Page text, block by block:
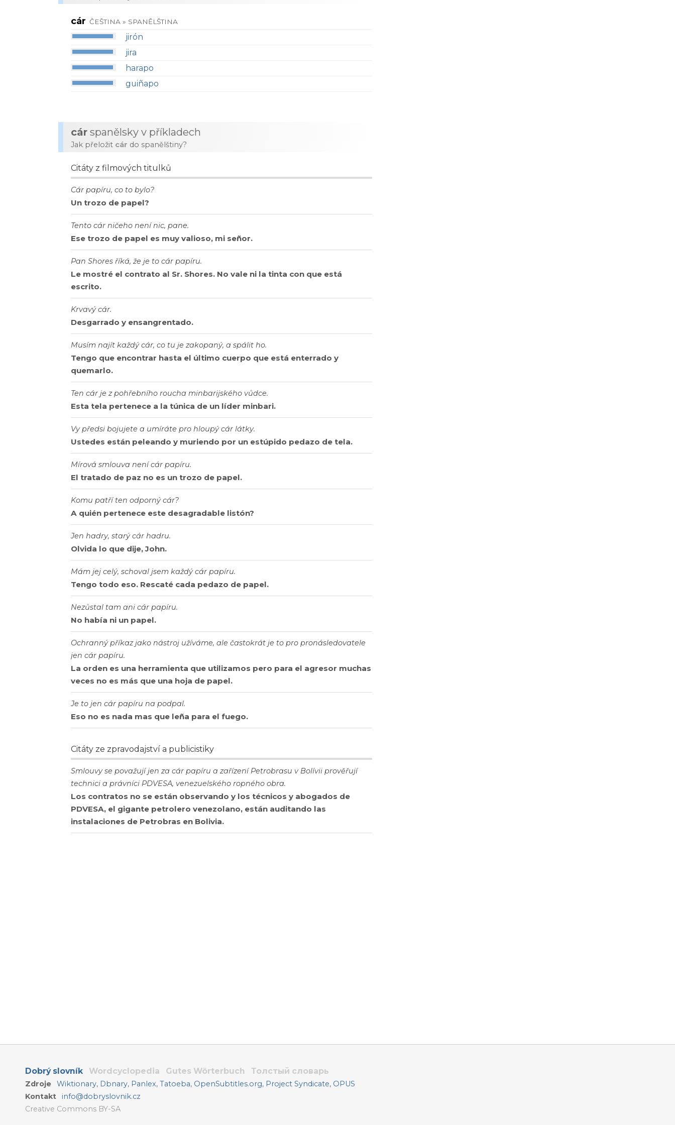
cár ČEŠTINA » SPANĚLŠTINA
jirón
jira
harapo
guiñapo
cár spanělsky v příkladech
Jak přeložit cár do spanělštiny?
Citáty z filmových titulků
Cár papíru, co to bylo?
Un trozo de papel?
Tento cár ničeho není nic, pane.
Ese trozo de papel es muy valioso, mi señor.
Pan Shores říká, že je to cár papíru.
Le mostré el contrato al Sr. Shores. No vale ni la tinta con que está
escrito.
Krvavý cár.
Desgarrado y ensangrentado.
Musím najít každý cár, co tu je zakopaný, a spálit ho.
Tengo que encontrar hasta el último cuerpo que está enterrado y
quemarlo.
Ten cár je z pohřebního roucha minbarijského vůdce.
Esta tela pertenece a la túnica de un líder minbari.
Vy předsi bojujete a umíráte pro hloupý cár látky.
Ustedes están peleando y muriendo por un estúpido pedazo de tela.
Mírová smlouva není cár papíru.
El tratado de paz no es un trozo de papel.
Komu patří ten odporný cár?
A quién pertenece este desagradable listón?
Jen hadry, starý cár hadru.
Olvida lo que dije, John.
Mám jej celý, schoval jsem každý cár papíru.
Tengo todo eso. Rescaté cada pedazo de papel.
Nezůstal tam ani cár papíru.
No había ni un papel.
Ochranný příkaz jako nástroj užíváme, ale častokrát je to pro pronásledovatele
jen cár papíru.
La orden es una herramienta que utilizamos pero para el agresor muchas
veces no es más que una hoja de papel.
Je to jen cár papíru na podpal.
Eso no es nada mas que leña para el fuego.
Citáty ze zpravodajství a publicistiky
Smlouvy se považují jen za cár papíru a zařízení Petrobrasu v Bolívii prověřují
technici a právníci PDVESA, venezuelského ropného obra.
Los contratos no se están observando y los técnicos y abogados de
PDVESA, el gigante petrolero venezolano, están auditando las
instalaciones de Petrobras en Bolivia.
Dobrý slovník Wordcyclopedia Gutes Wörterbuch Толстый словарь
Zdroje Wiktionary, Dbnary, Panlex,Tatoeba, OpenSubtitles.org, Project Syndicate, OPUS
Kontakt
info@dobryslovnik.cz
Creative Commons BY-SA